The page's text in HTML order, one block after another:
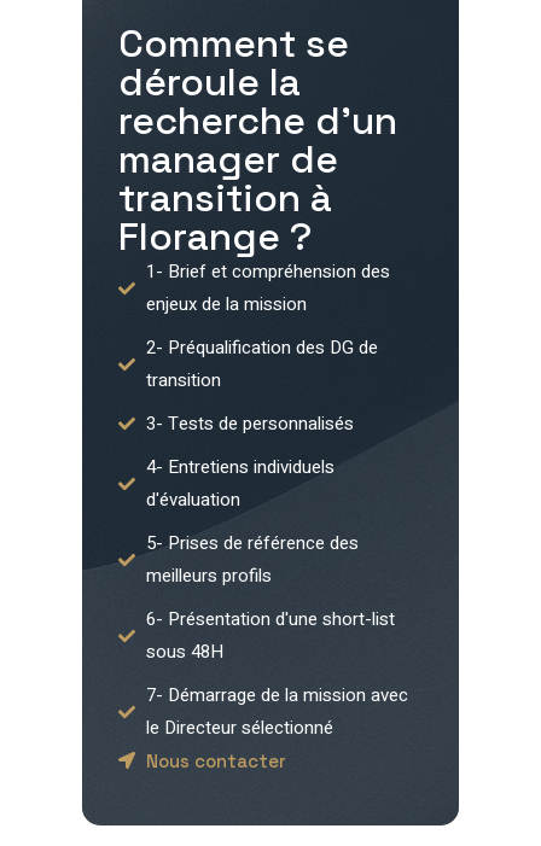
Comment se
déroule la
recherche d'un
manager de
transition à
Florange ?
1- Brief et compréhension des
enjeux de la mission
2- Préqualification des DG de
transition
3- Tests de personnalisés
4- Entretiens individuels
d'évaluation
5- Prises de référence des
meilleurs profils
6- Présentation d'une short-list
sous 48H
7- Démarrage de la mission avec
le Directeur sélectionné
Nous contacter